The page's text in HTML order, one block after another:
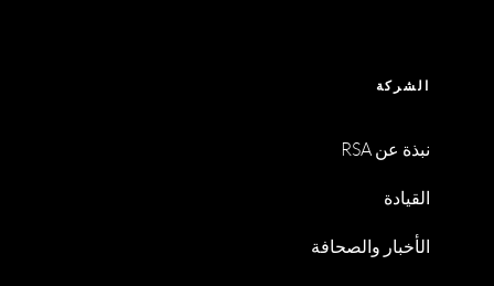
الشركة
نبذة عن RSA
القيادة
الأخبار والصحافة